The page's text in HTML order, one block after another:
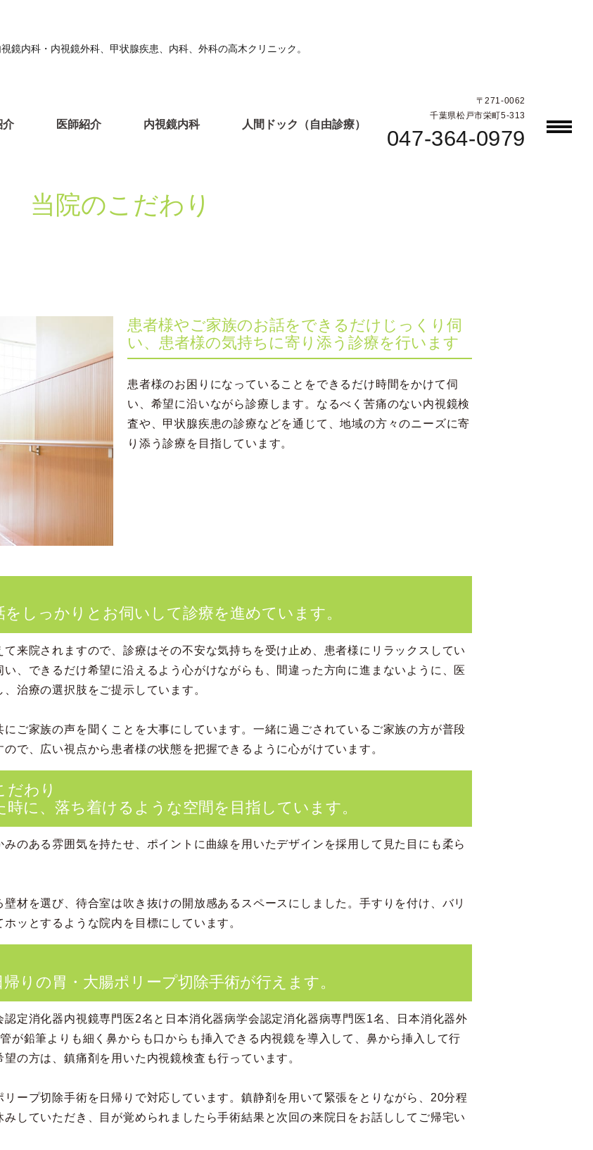
鏡内科・内視鏡外科、甲状腺疾患、内科、外科の高木クリニック。
介 医師紹介 内視鏡内科 人間ドック（自由診療）
〒271-0062
千葉県松戸市栄町5-313
047-364-0979
当院のこだわり
患者様やご家族のお話をできるだけじっくり伺
い、患者様の気持ちに寄り添う診療を行います
患者様のお困りになっていることをできるだけ時間をかけて伺
い、希望に沿いながら診療します。なるべく苦痛のない内視鏡検
査や、甲状腺疾患の診療などを通じて、地域の方々のニーズに寄
り添う診療を目指しています。
しっかりとお伺いして診療を進めています。
来院されますので、診療はその不安な気持ちを受け止め、患者様にリラックスしてい
、できるだけ希望に沿えるよう心がけながらも、間違った方向に進まないように、医
治療の選択肢をご提示しています。
ご家族の声を聞くことを大事にしています。一緒に過ごされているご家族の方が普段
で、広い視点から患者様の状態を把握できるように心がけています。
だわり
に、落ち着けるような空間を目指しています。
のある雰囲気を持たせ、ポイントに曲線を用いたデザインを採用して見た目にも柔ら
材を選び、待合室は吹き抜けの開放感あるスペースにしました。手すりを付け、バリ
ッとするような院内を目標にしています。
りの胃・大腸ポリープ切除手術が行えます。
認定消化器内視鏡専門医2名と 日本消化器病学会認定消化器病専門医1名、
日本消化器外
が鉛筆よりも細く鼻からも口からも挿入できる内視鏡を導入して、鼻から挿入して行
の方は、鎮痛剤を用いた内視鏡検査も行っています。
ープ切除手術を日帰りで対応しています。鎮静剤を用いて緊張をとりながら、20分程
していただき、目が覚められましたら手術結果と次回の来院日をお話ししてご帰宅い